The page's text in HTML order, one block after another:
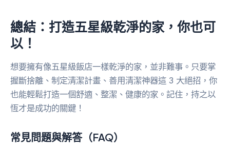
總結：打造五星級乾淨的家，你也可
以！
想要擁有像五星級飯店一樣乾淨的家，並非難事。只要掌
握斷捨離、制定清潔計畫、善用清潔神器這 3 大絕招，你
也能輕鬆打造一個舒適、整潔、健康的家。記住，持之以
恆才是成功的關鍵！
常見問題與解答（FAQ）